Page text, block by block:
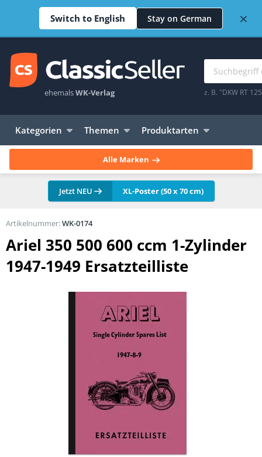
Switch to English Stay on German ×
ehemalsWK-Verlag z. B. "DKW RT
Kategorien Themen Produktarten
Alle Marken
Jetzt NEU XL-Poster (50 x 70 cm)
Ariel 350 500 600 ccm 1-Zylinder
1947-1949 Ersatzteilliste
Artikelnummer:WK-0174